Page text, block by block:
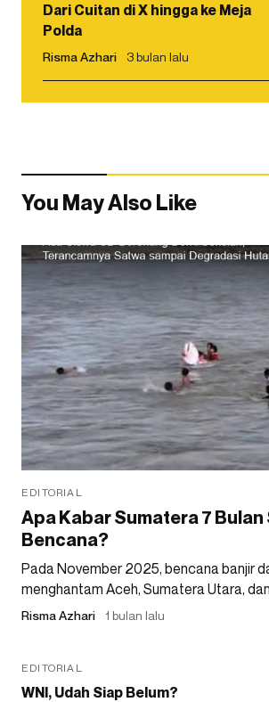
Dari Cuitan di X hingga ke Meja
Polda
Risma Azhari 3 bulan lalu
You May Also Like
EDITORIAL
Apa Kabar Sumatera 7 Bulan
Bencana?
Pada November 2025, bencana banjir
menghantam Aceh, Sumatera Utara,
Risma Azhari 1 bulan lalu
EDITORIAL
WNI, Udah Siap Belum?